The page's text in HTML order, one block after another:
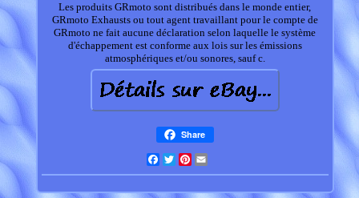
Les produits GRmoto sont distribués dans le monde entier,
GRmoto Exhausts ou tout agent travaillant pour le compte de
GRmoto ne fait aucune déclaration selon laquelle le système
d'échappement est conforme aux lois sur les émissions
atmosphériques et/ou sonores, sauf c.
Share
Facebook
TwitterPinterest